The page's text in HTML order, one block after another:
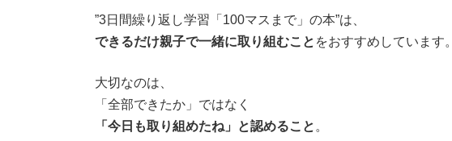
”3日間繰り返し学習「100マスまで」の本”は、
できるだけ親子で一緒に取り組むこと をおすすめしています。
大切なのは、
「全部できたか」ではなく
「今日も取り組めたね」と認めること 。